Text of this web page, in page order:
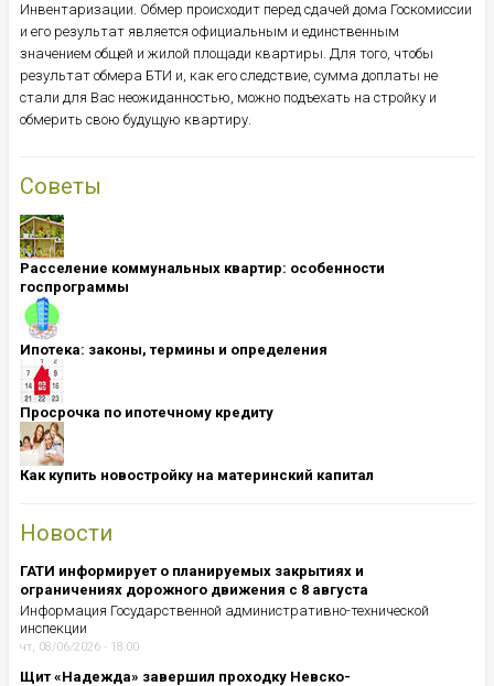
Инвентаризации. Обмер происходит перед сдачей дома Госкомиссии
и его результат является официальным и единственным
значением общей и жилой площади квартиры. Для того, чтобы
результат обмера БТИ и, как его следствие, сумма доплаты не
стали для Вас неожиданностью, можно подъехать на стройку и
обмерить свою будущую квартиру.
Советы
Расселение коммунальных квартир: особенности
госпрограммы
Ипотека: ​​​​​​​законы, термины и определения
Просрочка по ипотечному кредиту
Как купить новостройку на материнский капитал
Новости
ГАТИ информирует о планируемых закрытиях и
ограничениях дорожного движения с 8 августа
Информация Государственной административно-технической
инспекции
чт, 08/06/2026 - 18:00
Щит «Надежда» завершил проходку Невско-